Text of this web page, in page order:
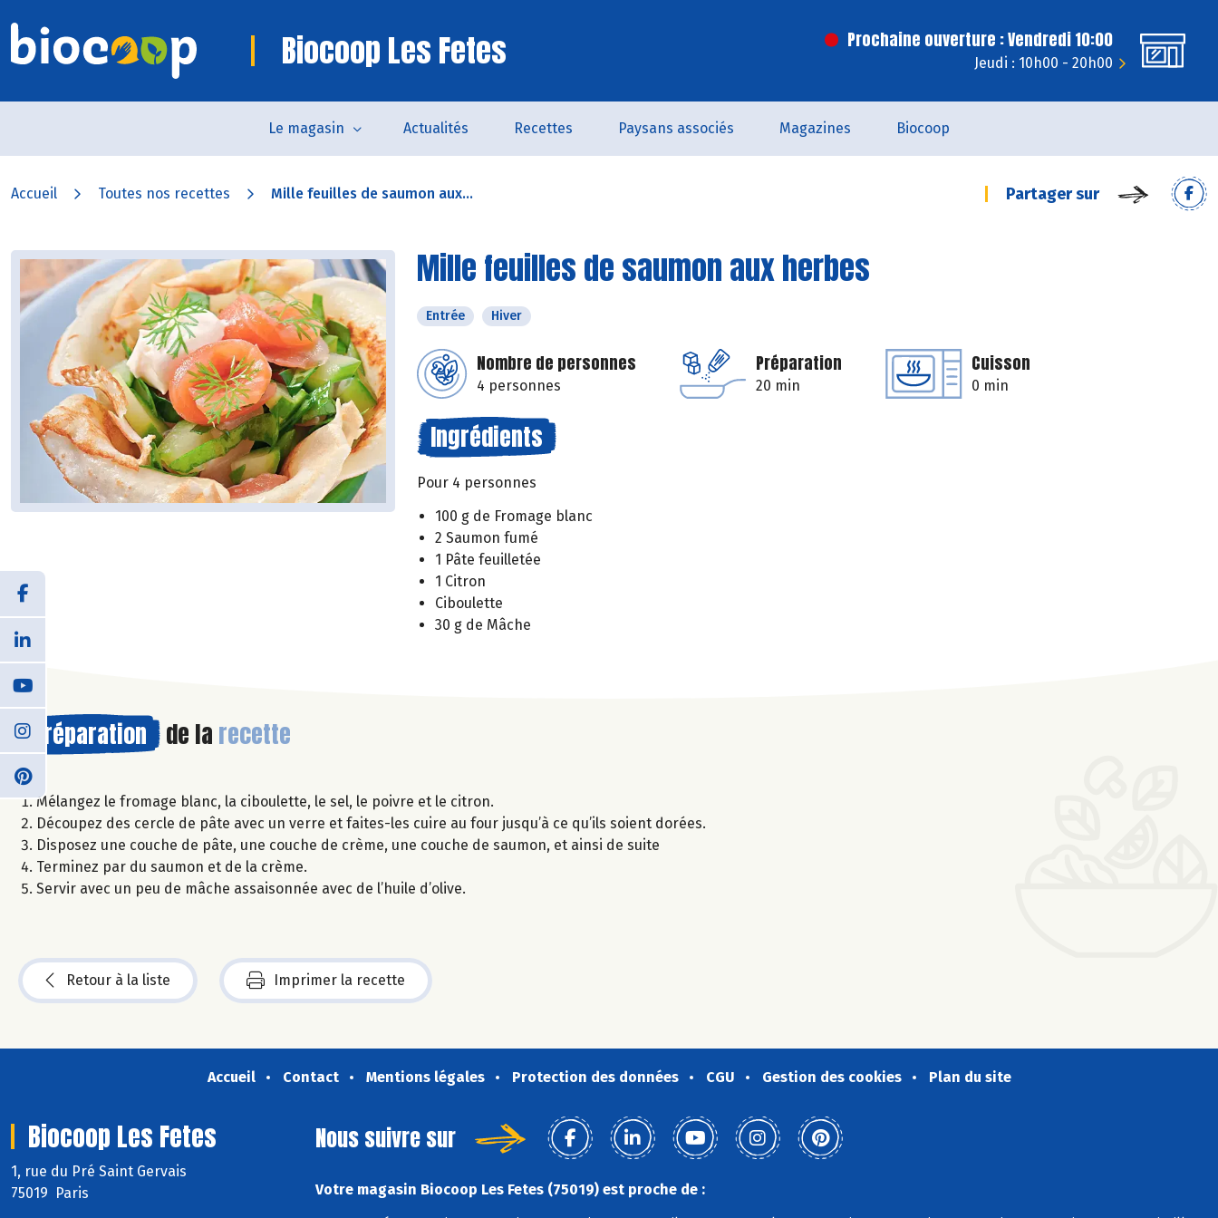
Biocoop Les Fetes Prochaine ouverture : Vendredi 10:00
Jeudi : 10h00 - 20h00
Le magasin Actualités Recettes Paysans associés Magazines Biocoop
Accueil Toutes nos recettes Mille feuilles de saumon aux... Partager sur
Mille feuilles de saumon aux herbes
Entrée Hiver
Nombre de personnes
4 personnes
Préparation
20 min
Cuisson
0 min
Ingrédients
Pour 4 personnes
100 g de Fromage blanc
2 Saumon fumé
1 Pâte feuilletée
1 Citron
Ciboulette
30 g de Mâche
Préparation de la recette
Mélangez le fromage blanc, la ciboulette, le sel, le poivre et le citron.
Découpez des cercle de pâte avec un verre et faites-les cuire au four jusqu’à ce qu’ils soient dorées.
Disposez une couche de pâte, une couche de crème, une couche de saumon, et ainsi de suite
Terminez par du saumon et de la crème.
Servir avec un peu de mâche assaisonnée avec de l’huile d’olive.
Retour à la liste Imprimer la recette
Accueil Contact Mentions légales Protection des données CGU Gestion des cookies Plan du site
Biocoop Les Fetes
1, rue du Pré Saint Gervais
75019 Paris
Nous suivre sur
Votre magasin Biocoop Les Fetes (75019) est proche de :